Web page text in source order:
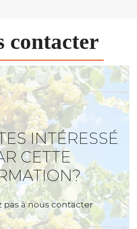
contacter
INTÉRESSÉ
CETTE
pas à nous contacter